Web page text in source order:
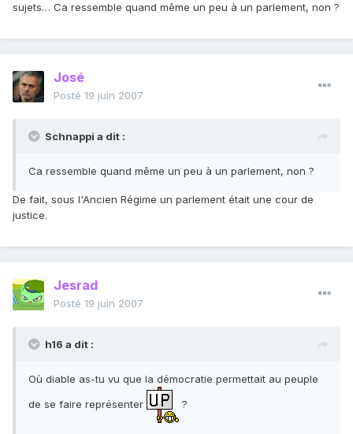
sujets… Ca ressemble quand même un peu à un parlement, non ?
José
Posté 19 juin 2007
Schnappi a dit :
Ca ressemble quand même un peu à un parlement, non ?
De fait, sous l'Ancien Régime un parlement était une cour de
justice.
Jesrad
Posté 19 juin 2007
h16 a dit :
Où diable as-tu vu que la démocratie permettait au peuple
de se faire représenter
?